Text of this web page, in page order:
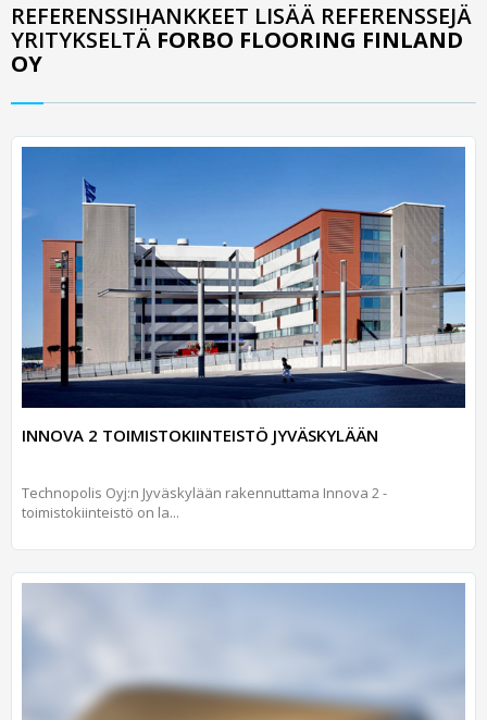
REFERENSSIHANKKEET LISÄÄ REFERENSSEJÄ
YRITYKSELTÄ FORBO FLOORING FINLAND
OY
INNOVA 2 TOIMISTOKIINTEISTÖ JYVÄSKYLÄÄN
Technopolis Oyj:n Jyväskylään rakennuttama Innova 2 -
toimistokiinteistö on la...